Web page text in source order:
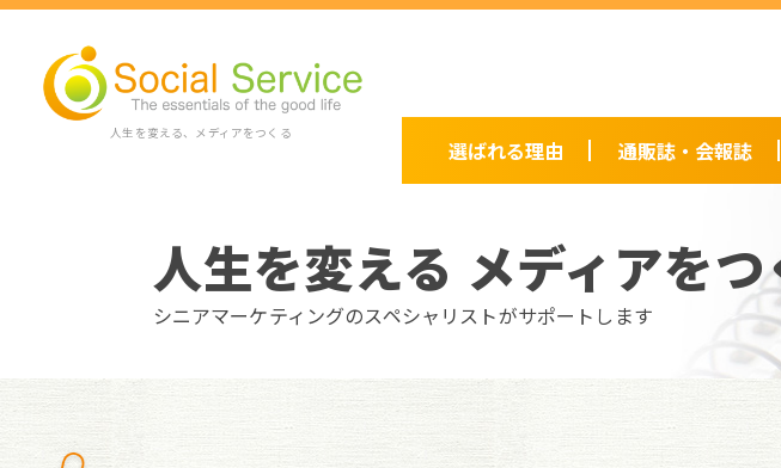
人生を変える、メディアをつくる
選ばれる理由 通販誌・会報誌
人生を変える メディアをつ
シニアマーケティングのスペシャリストがサポートします